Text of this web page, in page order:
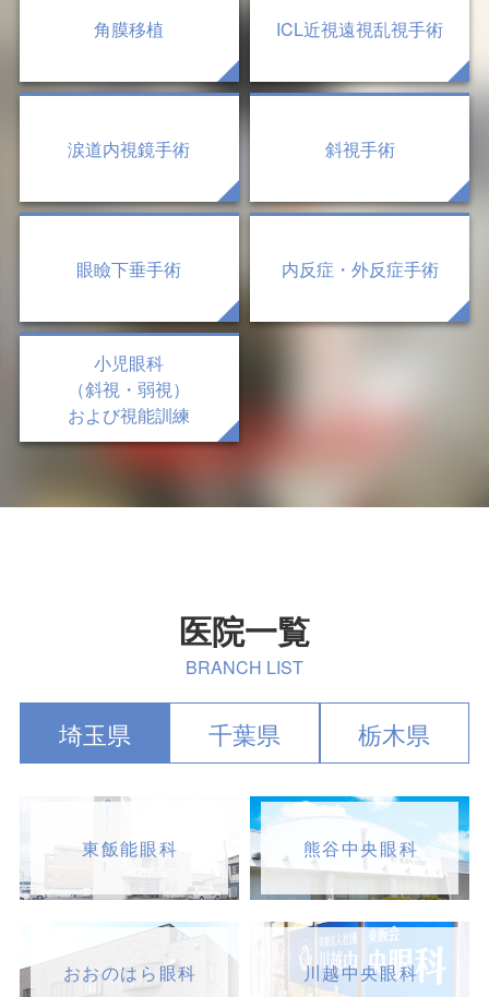
角膜移植 ICL近視遠視乱視手術
涙道内視鏡手術 斜視手術
眼瞼下垂手術 内反症・外反症手術
小児眼科
（斜視・弱視）
および視能訓練
医院一覧
BRANCH LIST
埼玉県 千葉県 栃木県
東飯能眼科 熊谷中央眼科
おおのはら眼科 川越中央眼科